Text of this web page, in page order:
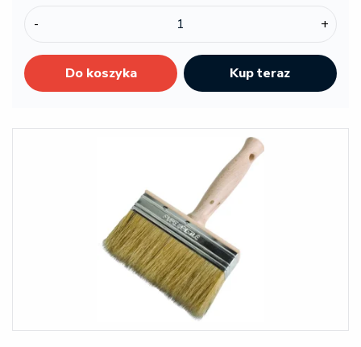
- +
Do koszyka Kup teraz